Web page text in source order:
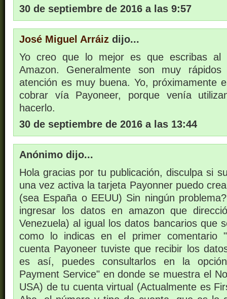
30 de septiembre de 2016 a las 9:57
José Miguel Arráiz dijo...
Yo creo que lo mejor es que escribas al
Amazon. Generalmente son muy
atención es muy buena. Yo, próximamente
cobrar vía Payoneer, porque venía
hacerlo.
30 de septiembre de 2016 a las 13:44
Anónimo dijo...
Hola gracias por tu publicación, disculpa si
una vez activa la tarjeta Payonner puedo
(sea España o EEUU) Sin ningún
ingresar los datos en amazon que
Venezuela) al igual los datos bancarios que
como lo indicas en el primer comentario
cuenta Payoneer tuviste que recibir los
es así, puedes consultarlos en la
Payment Service" en donde se muestra el
USA) de tu cuenta virtual (Actualmente es